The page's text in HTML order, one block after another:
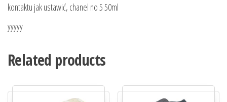
kontaktu jak ustawić, chanel no 5 50ml
yyyyy
Related products